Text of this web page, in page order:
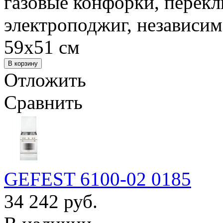
электроподжиг,
59x51 см
Отложить
Сравнить
GEFEST 6100-02 0185
34 242 руб.